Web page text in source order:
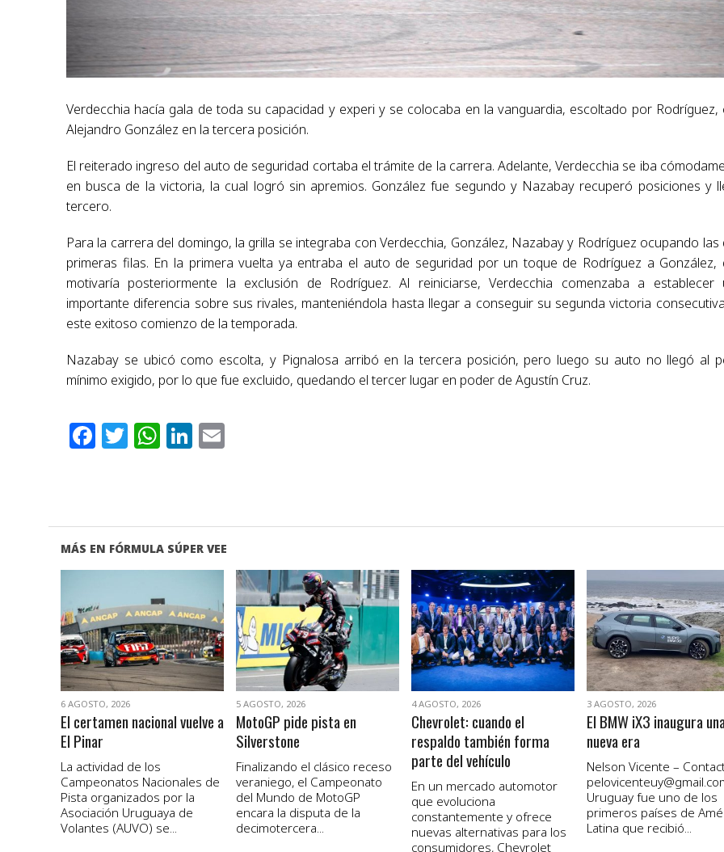
Verdecchia hacía gala de toda su capacidad y experi y se colocaba en la vanguardia, escoltado por Rodríguez,
Alejandro González en la tercera posición.
El reiterado ingreso del auto de seguridad cortaba el trámite de la carrera. Adelante, Verdecchia se iba
en busca de la victoria, la cual logró sin apremios. González fue segundo y Nazabay recuperó posiciones y
tercero.
Para la carrera del domingo, la grilla se integraba con Verdecchia, González, Nazabay y Rodríguez ocupando las
primeras filas. En la primera vuelta ya entraba el auto de seguridad por un toque de Rodríguez a González,
motivaría posteriormente la exclusión de Rodríguez. Al reiniciarse, Verdecchia comenzaba a establecer
importante diferencia sobre sus rivales, manteniéndola hasta llegar a conseguir su segunda victoria
este exitoso comienzo de la temporada.
Nazabay se ubicó como escolta, y Pignalosa arribó en la tercera posición, pero luego su auto no llegó al
mínimo exigido, por lo que fue excluido, quedando el tercer lugar en poder de Agustín Cruz.
Facebook
Twitter
WhatsApp
LinkedIn
MÁS EN FÓRMULA SÚPER VEE
VER NOTA
6 AGOSTO, 2026
El certamen nacional vuelve a
El Pinar
La actividad de los
Campeonatos Nacionales de
Pista organizados por la
Asociación Uruguaya de
Volantes (AUVO) se...
VER NOTA
5 AGOSTO, 2026
MotoGP pide pista en
Silverstone
Finalizando el clásico receso
veraniego, el Campeonato
del Mundo de MotoGP
encara la disputa de la
decimotercera...
VER NOTA
4 AGOSTO, 2026
Chevrolet: cuando el
respaldo también forma
parte del vehículo
En un mercado automotor
que evoluciona
constantemente y ofrece
nuevas alternativas para los
consumidores, Chevrolet
VER NOTA
3 AGOSTO, 2026
El BMW iX3 inaugura
nueva era
Nelson Vicente –
Uruguay fue uno de los
primeros países de
Latina que recibió...